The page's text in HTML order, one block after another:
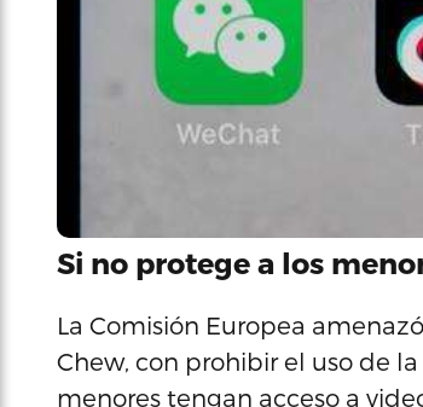
Si no protege a los
La Comisión Europea
Chew, con prohibir el uso de
menores tengan acceso a